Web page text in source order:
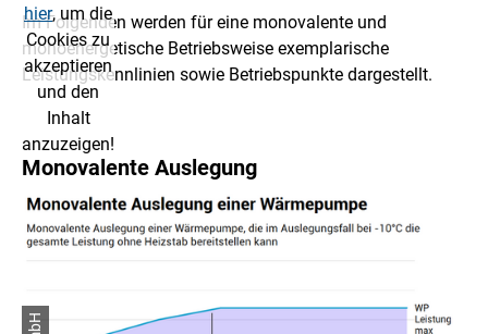
hier, um die
Cookies zu
akzeptieren
und den
Inhalt
anzuzeigen!
Im Folgenden werden für eine monovalente und
monoenergetische Betriebsweise exemplarische
Leistungskennlinien sowie Betriebspunkte dargestellt.
Monovalente Auslegung